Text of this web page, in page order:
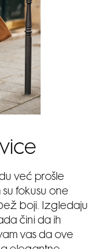
već prošle
fokusu one
boji. Izgledaju
čini da ih
vas da ove